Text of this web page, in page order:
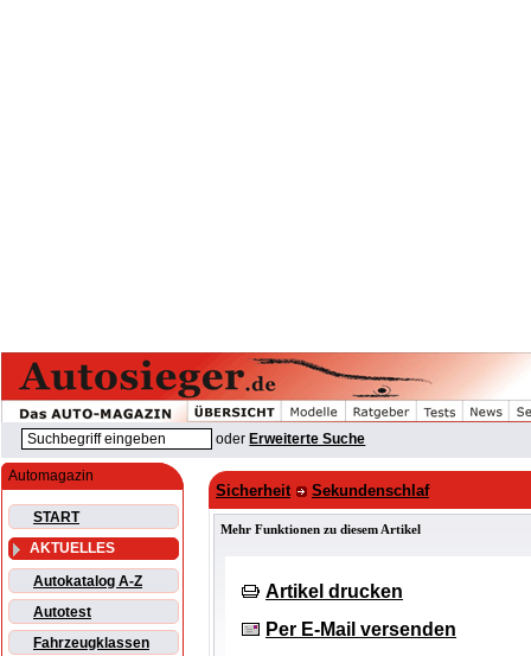
oder Erweiterte Suche
Automagazin
START
AKTUELLES
Autokatalog A-Z
Autotest
Fahrzeugklassen
Sicherheit Sekundenschlaf
Mehr Funktionen zu diesem Artikel
Artikel drucken
Per E-Mail versenden